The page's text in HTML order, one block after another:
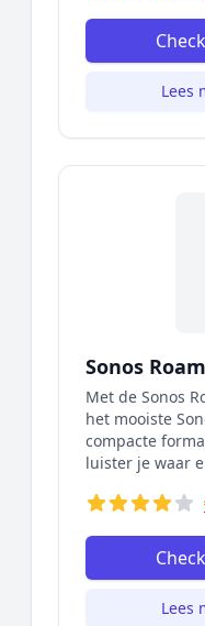
Lees
Sonos
Met de Sonos
het mooiste
compacte
luister je waar
Lees